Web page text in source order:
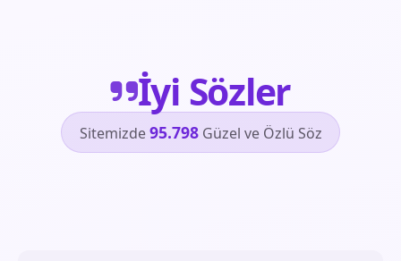
İyi Sözler
Sitemizde95.798Güzel ve Özlü Söz